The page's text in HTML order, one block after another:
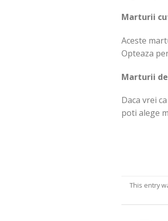
Marturii
Aceste
Opteaza
Marturii
Daca vrei
poti alege
This entry